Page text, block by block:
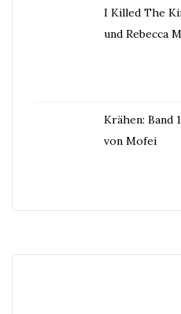
I Killed The
und Rebecca
Krähen: Band
von Mofei